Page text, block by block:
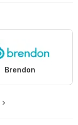
Brendon